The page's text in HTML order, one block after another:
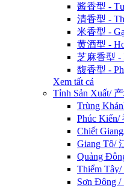
酱香型 -
清香型 -
米香型 -
黄酒型 -
芝麻香型 -
馥香型 -
Xem tất cả
Tỉnh Sản Xuất/
Trùng
Phúc Kiến/
Chiết
Giang Tô/
Quảng
Thiểm Tây/
Sơn Đông /